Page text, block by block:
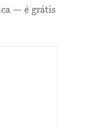
— é grátis